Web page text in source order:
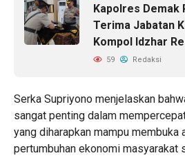
Kapolres Demak
Terima Jabatan
Kompol Idzhar
59 Redaksi
Serka Supriyono menjelaskan
sangat penting dalam
yang diharapkan mampu
pertumbuhan ekonomi masyarakat